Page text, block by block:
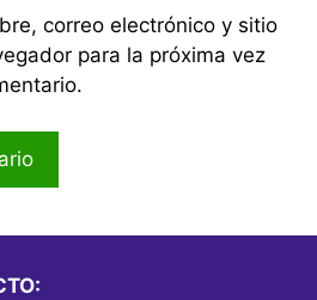
correo electrónico y sitio
para la próxima vez